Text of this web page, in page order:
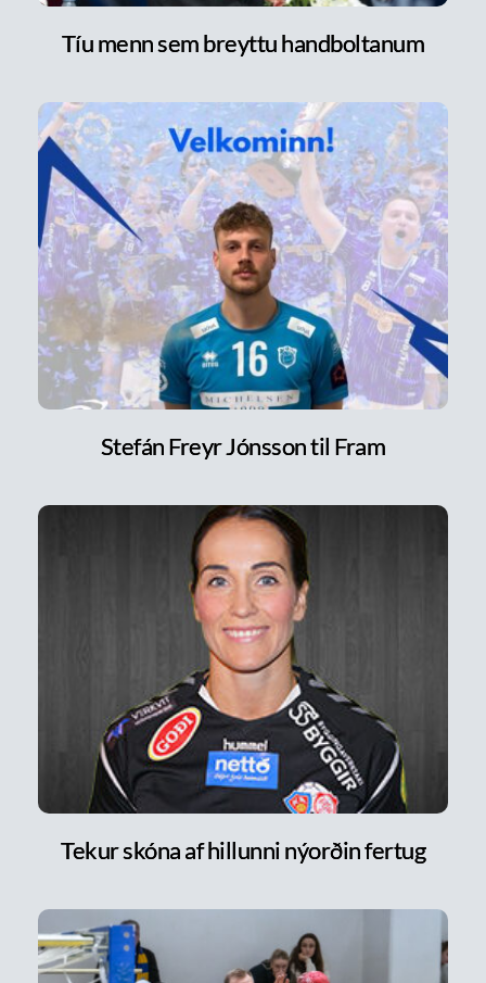
Tíu menn sem breyttu handboltanum
Stefán Freyr Jónsson til Fram
Tekur skóna af hillunni nýorðin fertug